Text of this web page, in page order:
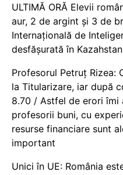
ULTIMĂ ORĂ Elevii
aur, 2 de argint și 3 de
Internațională de
desfășurată în Kazahstan
Profesorul Petruț Rizea:
la Titularizare, iar după
8.70 / Astfel de erori îmi
profesorii buni, cu
resurse financiare sunt
important
Unici în UE: România